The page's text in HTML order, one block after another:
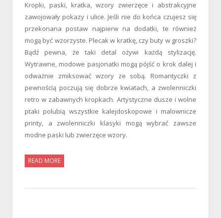
Kropki, paski, kratka, wzory zwierzęce i abstrakcyjne
zawojowały pokazy i ulice. Jeśli nie do końca czujesz się
przekonana postaw najpierw na dodatki, te również
mogą być wzorzyste. Plecak w kratkę, czy buty w groszki?
Bądź pewna, że taki detal ożywi każdą stylizację.
Wytrawne, modowe pasjonatki mogą pójść o krok dalej i
odważnie zmiksować wzory ze sobą. Romantyczki z
pewnością poczują się dobrze kwiatach, a zwolenniczki
retro w zabawnych kropkach. Artystyczne dusze i wolne
ptaki polubią wszystkie kalejdoskopowe i malownicze
printy, a zwolenniczki klasyki mogą wybrać zawsze
modne paski lub zwierzęce wzory.
READ MORE